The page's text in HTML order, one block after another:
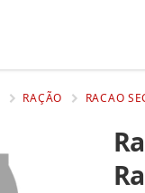
RAÇÃO RACAO